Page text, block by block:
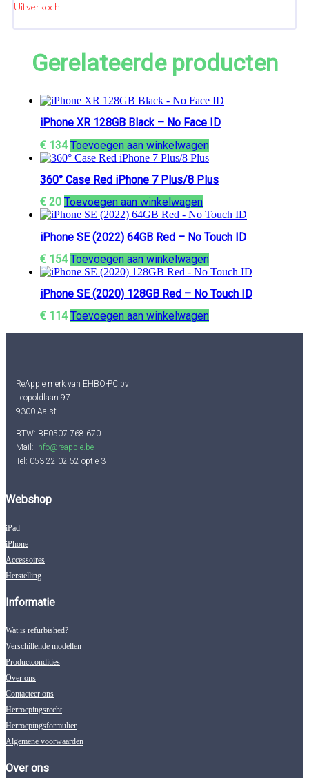
Uitverkocht
Gerelateerde producten
iPhone XR 128GB Black – No Face ID
€ 134 Toevoegen aan winkelwagen
360° Case Red iPhone 7 Plus/8 Plus
€ 20 Toevoegen aan winkelwagen
iPhone SE (2022) 64GB Red – No Touch ID
€ 154 Toevoegen aan winkelwagen
iPhone SE (2020) 128GB Red – No Touch ID
€ 114 Toevoegen aan winkelwagen
ReApple merk van EHBO-PC bv
Leopoldlaan 97
9300 Aalst
BTW: BE0507.768.670
Mail: info@reapple.be
Tel: 053 22 02 52 optie 3
Webshop
iPad
iPhone
Accessoires
Herstelling
Informatie
Wat is refurbished?
Verschillende modellen
Productcondities
Over ons
Contacteer ons
Herroepingsrecht
Herroepingsformulier
Algemene voorwaarden
Over ons